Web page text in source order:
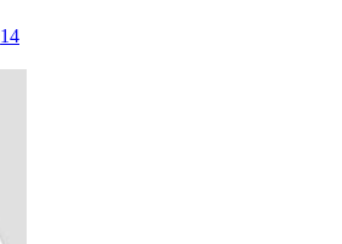
14